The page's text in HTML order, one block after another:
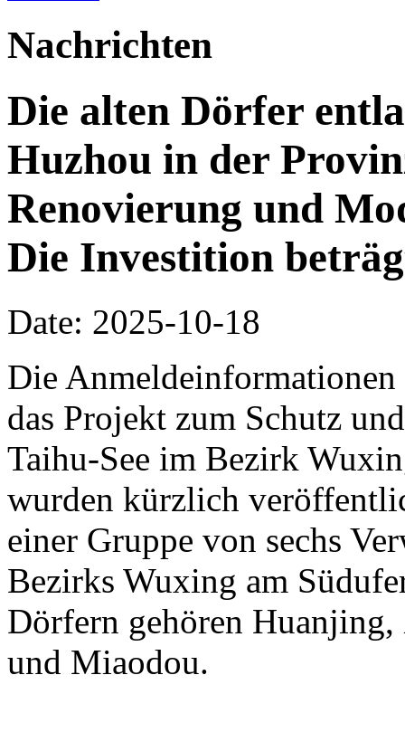
Nachrichten
Die alten Dörfer
Huzhou in der
Renovierung und
Die Investition
Date: 2025-10-18
Die
das Projekt zum Schutz
Taihu-See im Bezirk
wurden kürzlich
einer Gruppe von sechs
Bezirks Wuxing am
Dörfern gehören
und Miaodou.